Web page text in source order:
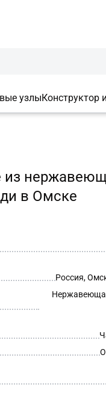
узлыКонструктор
из
в Омске
Россия,